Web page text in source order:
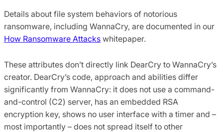
Details about file system behaviors of notorious
ransomware, including WannaCry, are documented in our
How Ransomware Attacks whitepaper.
These attributes don’t directly link DearCry to WannaCry’s
creator. DearCry’s code, approach and abilities differ
significantly from WannaCry: it does not use a command-
and-control (C2) server, has an embedded RSA
encryption key, shows no user interface with a timer and –
most importantly – does not spread itself to other